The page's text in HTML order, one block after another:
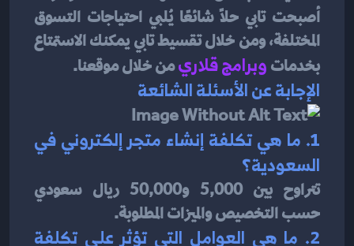
بخدمات وبرامج قلاريمن خلال موقعنا.
الإجابة عن الأسئلة الشائعة
السعودية؟
حسب التخصيص والميزات المطلوبة.